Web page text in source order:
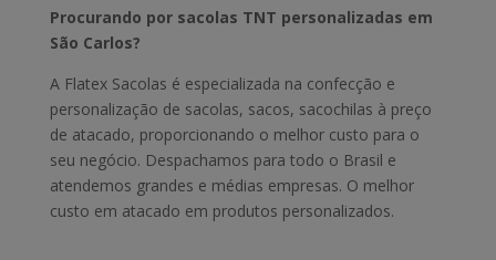
Procurando por sacolas TNT personalizadas em
São Carlos?
A Flatex Sacolas é especializada na confecção e
personalização de sacolas, sacos, sacochilas à preço
de atacado, proporcionando o melhor custo para o
seu negócio. Despachamos para todo o Brasil e
atendemos grandes e médias empresas. O melhor
custo em atacado em produtos personalizados.